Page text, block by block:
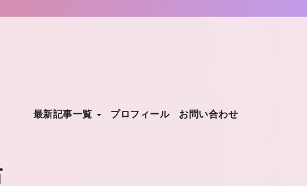
最新記事一覧 プロフィール お問い合わせ